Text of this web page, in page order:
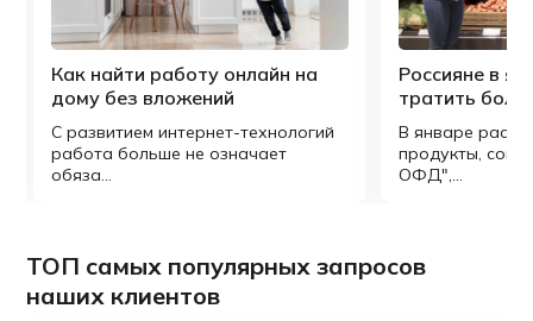
Как найти работу онлайн на
дому без вложений
С развитием интернет-технологий
работа больше не означает
обяза...
Россияне в
тратить
В январе
продукты,
ОФД",...
ТОП самых популярных запросов
наших клиентов